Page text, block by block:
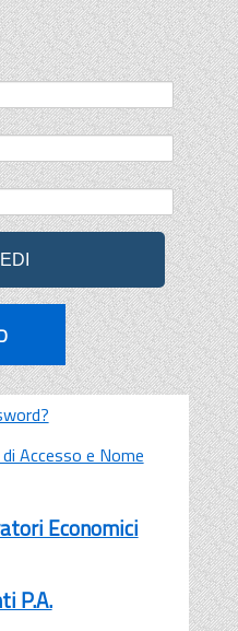
Accesso e Nome
Economici
P.A.